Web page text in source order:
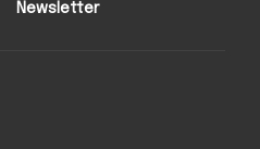
Newsletter